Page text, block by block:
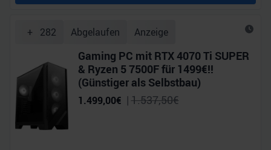
+ 282 Abgelaufen Anzeige
Gaming PC mit RTX 4070 Ti SUPER
& Ryzen 5 7500F für 1499€!!
(Günstiger als Selbstbau)
1.499,00€ | 1.537,50€